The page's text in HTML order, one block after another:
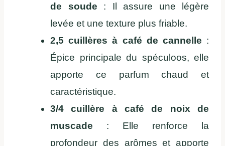
de soude : Il assure une légère
levée et une texture plus friable.
2,5 cuillères à café de cannelle :
Épice principale du spéculoos, elle
apporte ce parfum chaud et
caractéristique.
3/4 cuillère à café de noix de
muscade : Elle renforce la
profondeur des arômes et apporte